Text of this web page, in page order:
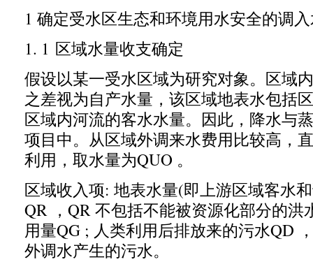
1 确定受水区生态和环境用水安全的调
1. 1 区域水量收支确定
假设以某一受水区域为研究对象。区域
之差视为自产水量 ， 该区域地表水包括
区域内河流的客水水量。因此 ， 降水与
项目中。从区域外调来水费用比较高 ，
利用 ， 取水量为QUO 。
区域收入项: 地表水量(即上游区域客水
QR ，QR不包括不能被资源化部分的洪
用量QG ; 人类利用后排放来的污水QD
外调水产生的污水。